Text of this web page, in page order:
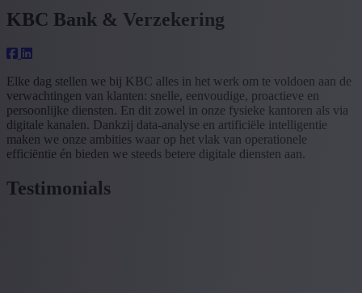
KBC Bank & Verzekering
Elke dag stellen we bij KBC alles in het werk om te voldoen aan de
verwachtingen van klanten: snelle, eenvoudige, proactieve en
persoonlijke diensten. En dit zowel in onze fysieke kantoren als via
digitale kanalen. Dankzij data-analyse en artificiële intelligentie
maken we onze ambities waar op het vlak van operationele
efficiëntie én bieden we steeds betere digitale diensten aan.
Testimonials